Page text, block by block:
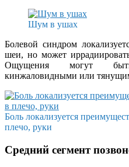
Шум в ушах
Болевой синдром
шеи, но может
Ощущения могут
кинжаловидными или
Боль локализуется
плечо, руки
Средний сегмент